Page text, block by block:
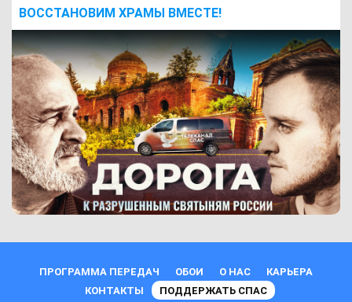
ВОCСТАНОВИМ ХРАМЫ ВМЕСТЕ!
ПРОГРАММА ПЕРЕДАЧ ОБОИ О НАС
КАРЬЕРА
КОНТАКТЫ
ПОДДЕРЖАТЬ СПАС